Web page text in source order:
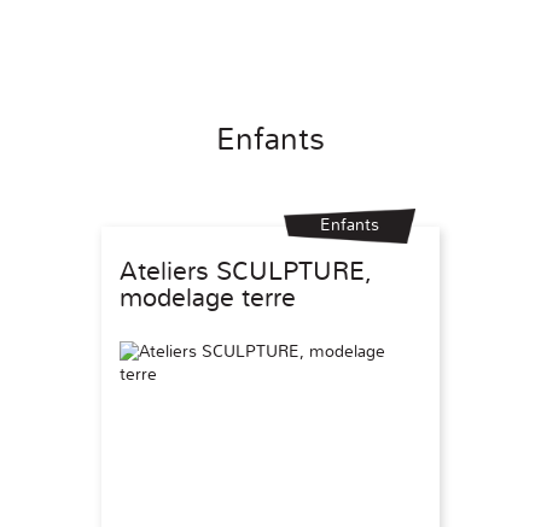
Enfants
Ateliers SCULPTURE,
modelage terre
Enfants